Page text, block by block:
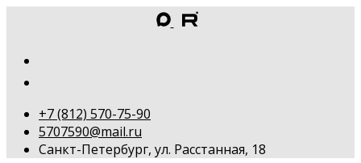
+7 (812) 570-75-90
5707590@mail.ru
Санкт-Петербург, ул. Расстанная, 18